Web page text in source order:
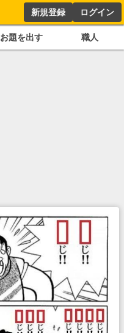
新規登録 ログイン
お題を出す 職人